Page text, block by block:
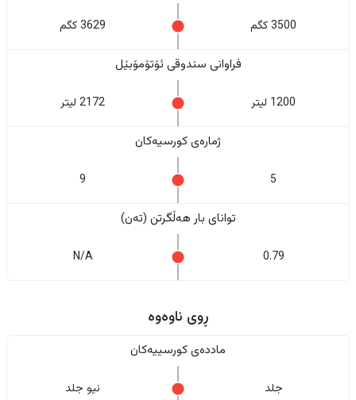
3500 کگم 3629 کگم
فراوانی سندوقی ئۆتۆمۆبێل
1200 لیتر 2172 لیتر
ژمارەی کورسیەکان
5
9
تواناى بار هەڵگرتن (تەن)
0.79
N/A
ڕوی ناوەوە
ماددەی کورسییەکان
جلد نیو جلد